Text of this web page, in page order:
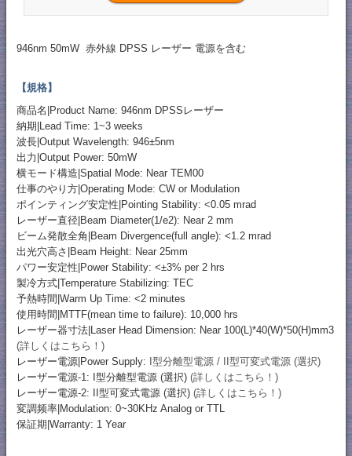
946nm 50mW 赤外線 DPSS レーザー 電源を含む
【規格】
商品名|Product Name: 946nm DPSSレーザー
納期|Lead Time: 1~3 weeks
波長|Output Wavelength: 946±5nm
出力|Output Power: 50mW
横モード構造|Spatial Mode: Near TEM00
仕事のやり方|Operating Mode: CW or Modulation
ポインティング安定性|Pointing Stability: <0.05 mrad
レーザー直径|Beam Diameter(1/e2): Near 2 mm
ビーム発散全角|Beam Divergence(full angle): <1.2 mrad
出光穴高さ|Beam Height: Near 25mm
パワー安定性|Power Stability: <±3% per 2 hrs
製冷方式|Temperature Stabilizing: TEC
予熱時間|Warm Up Time: <2 minutes
使用時間|MTTF(mean time to failure): 10,000 hrs
レーザー器寸法|Laser Head Dimension: Near 100(L)*40(W)*50(H)mm3
(詳しくはこちら！)
レーザー電源|Power Supply: I型分離型電源 / II型可変式電源 (選択)
レーザー電源-1: I型分離型電源 (選択) (詳しくはこちら！)
レーザー電源-2: II型可変式電源 (選択) (詳しくはこちら！)
変調频率|Modulation: 0~30KHz Analog or TTL
保証期|Warranty: 1 Year